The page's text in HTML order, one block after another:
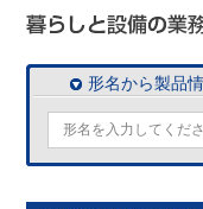
形名から製品